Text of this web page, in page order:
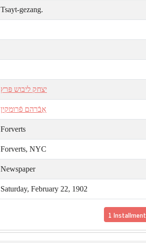
Tsayt-gezang.
יצחק ליבוש פּרץ
אַבֿרהם פֿרומקין
Forverts
Forverts, NYC
Newspaper
Saturday, February 22, 1902
1 Installment